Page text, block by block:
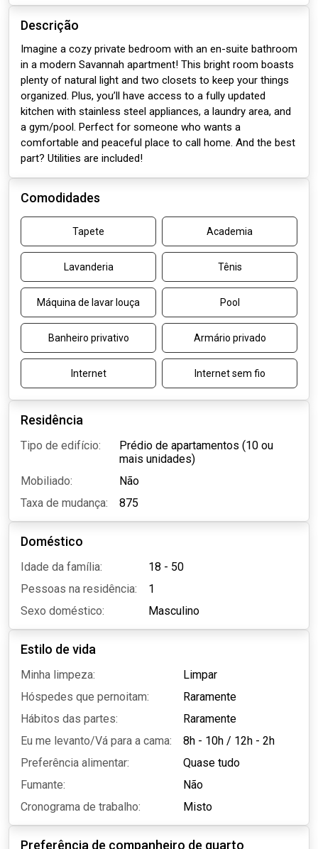
Descrição
Imagine a cozy private bedroom with an en-suite bathroom
in a modern Savannah apartment! This bright room boasts
plenty of natural light and two closets to keep your things
organized. Plus, you’ll have access to a fully updated
kitchen with stainless steel appliances, a laundry area, and
a gym/pool. Perfect for someone who wants a
comfortable and peaceful place to call home. And the best
part? Utilities are included!
Comodidades
Tapete Academia
Lavanderia Tênis
Máquina de lavar louça Pool
Banheiro privativo Armário privado
Internet Internet sem fio
Residência
Tipo de edifício:
Prédio de apartamentos (10 ou
mais unidades)
Mobiliado:
Não
Taxa de mudança:
875
Doméstico
Idade da família:
18 - 50
Pessoas na residência:
1
Sexo doméstico:
Masculino
Estilo de vida
Minha limpeza:
Limpar
Hóspedes que pernoitam:
Raramente
Hábitos das partes:
Raramente
Eu me levanto/Vá para a cama:
8h - 10h / 12h - 2h
Preferência alimentar:
Quase tudo
Fumante:
Não
Cronograma de trabalho:
Misto
Preferência de companheiro de quarto